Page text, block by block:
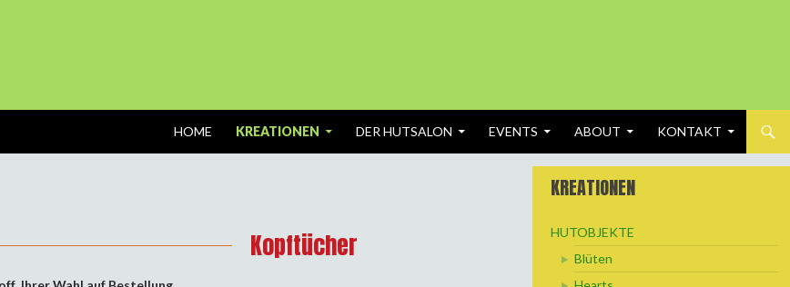
HOME KREATIONEN DER HUTSALON EVENTS ABOUT KONTAKT
Kopftücher
KREATIONEN
HUTOBJEKTE
Blüten